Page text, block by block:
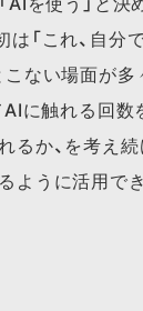
は「これ、自分
こない場面が多
に触れる回数
るか、を考え続
ように活用で